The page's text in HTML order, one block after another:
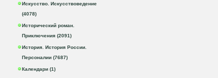
Искусство. Искусствоведение
(4078)
Исторический роман.
Приключения (2091)
История. История России.
Персоналии (7687)
Календари (1)